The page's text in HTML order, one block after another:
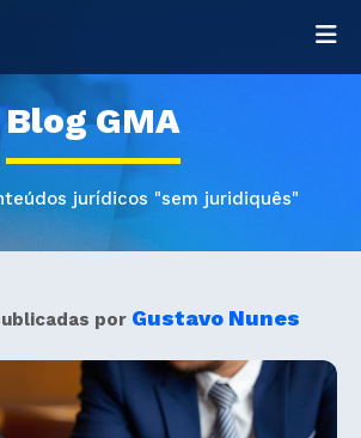
Blog GMA
jurídicos "sem juridiquês"
por Gustavo Nunes